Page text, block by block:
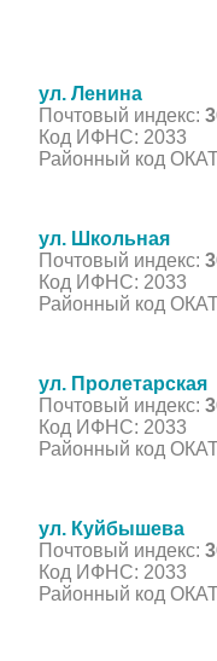
ул. Ленина
Почтовый индекс:
Код ИФНС: 2033
Районный код
ул. Школьная
Почтовый индекс:
Код ИФНС: 2033
Районный код
ул. Пролетарская
Почтовый индекс:
Код ИФНС: 2033
Районный код
ул. Куйбышева
Почтовый индекс:
Код ИФНС: 2033
Районный код